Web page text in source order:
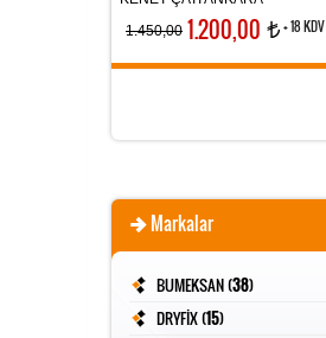
1.450,00 1.200,00 t + 18 KDV
Markalar
BUMEKSAN (38)
DRYFİX (15)